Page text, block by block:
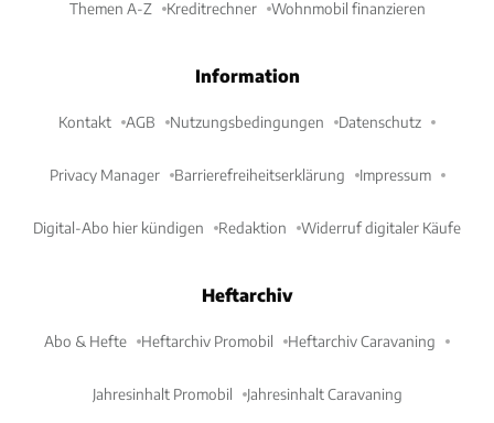
Themen A-Z Kreditrechner Wohnmobil finanzieren
Information
Kontakt AGB Nutzungsbedingungen Datenschutz
Privacy Manager Barrierefreiheitserklärung Impressum
Digital-Abo hier kündigen Redaktion Widerruf digitaler Käufe
Heftarchiv
Abo & Hefte Heftarchiv Promobil Heftarchiv Caravaning
Jahresinhalt Promobil Jahresinhalt Caravaning